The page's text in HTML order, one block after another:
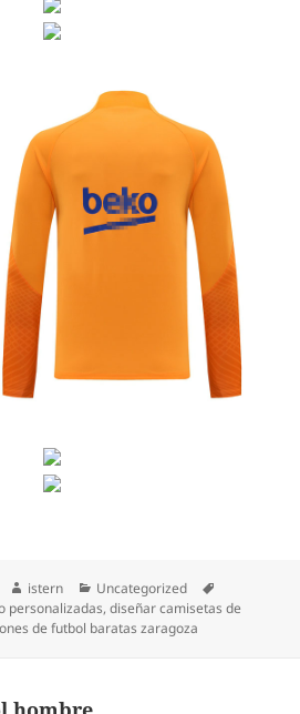
Autor
istern Categorías
Uncategorized
personalizadas,diseñar camisetas de
de futbol baratas zaragoza